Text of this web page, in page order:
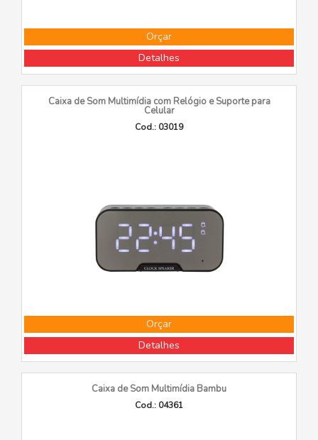
Orçar
Detalhes
Caixa de Som Multimídia com Relógio e Suporte para
Celular
Cod.: 03019
Orçar
Detalhes
Caixa de Som Multimídia Bambu
Cod.: 04361